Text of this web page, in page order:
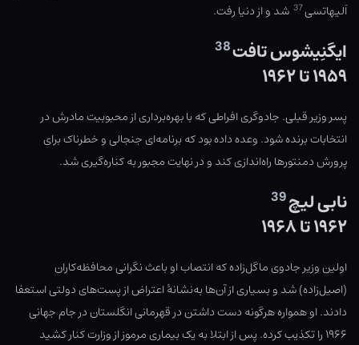
اَلیهاتسی37 شد و از دنیا رفت.
ایگنِیشوس تافت38
۱۹۵۹ تا ۱۹۶۲
پسر وزیر قبلی. جادوگری افراطی که با بهره‌برداری از محبوبیت مادرش در
انتخابات برنده شود. وعده داده بود که برنامه‌ای جنجالی و خطرناک برای
پرورش دمنتورها راه‌اندازی کند و در نهایت مجبور به کناره‌گیری شد.
نابی لیچ39
۱۹۶۲ تا ۱۹۶۸
اولین وزیر جادوی ماگل‌زاده که انتصاب او باعث نگرانی محافظه‌کاران
(اصیل‌زاده) شد و بسیاری از آن‌ها به‌نشانهٔ اعتراض از پست‌های دولتی استعفا
دادند. او همواره هرگونه دست داشتن در قهرمانی انگلستان در جام جهانی
۱۹۶۶ را تکذیب کرده. پس از ابتلا به یک بیماری مرموز از وزارت کنار کشید